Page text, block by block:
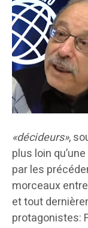
«décideurs»,
plus loin
par les
morceaux entre
et tout
protagonistes: